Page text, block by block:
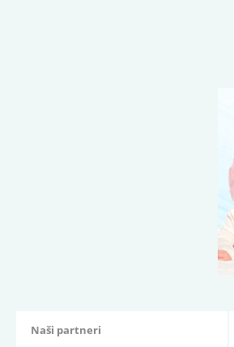
Naši partneri